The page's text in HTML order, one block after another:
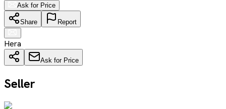
Ask for Price
Share Report
Hera
Ask for Price
Seller